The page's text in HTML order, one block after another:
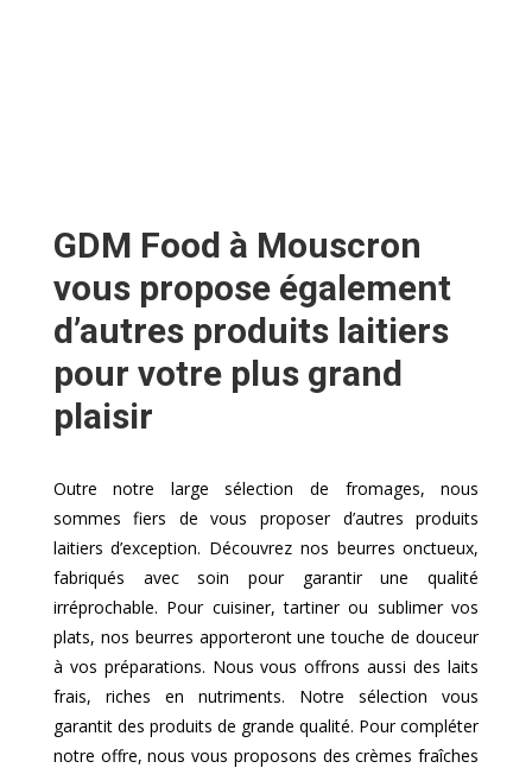
GDM Food à Mouscron
vous propose également
d’autres produits laitiers
pour votre plus grand
plaisir
Outre notre large sélection de fromages, nous
sommes fiers de vous proposer d’autres produits
laitiers d’exception. Découvrez nos beurres onctueux,
fabriqués avec soin pour garantir une qualité
irréprochable. Pour cuisiner, tartiner ou sublimer vos
plats, nos beurres apporteront une touche de douceur
à vos préparations. Nous vous offrons aussi des laits
frais, riches en nutriments. Notre sélection vous
garantit des produits de grande qualité. Pour compléter
notre offre, nous vous proposons des crèmes fraîches